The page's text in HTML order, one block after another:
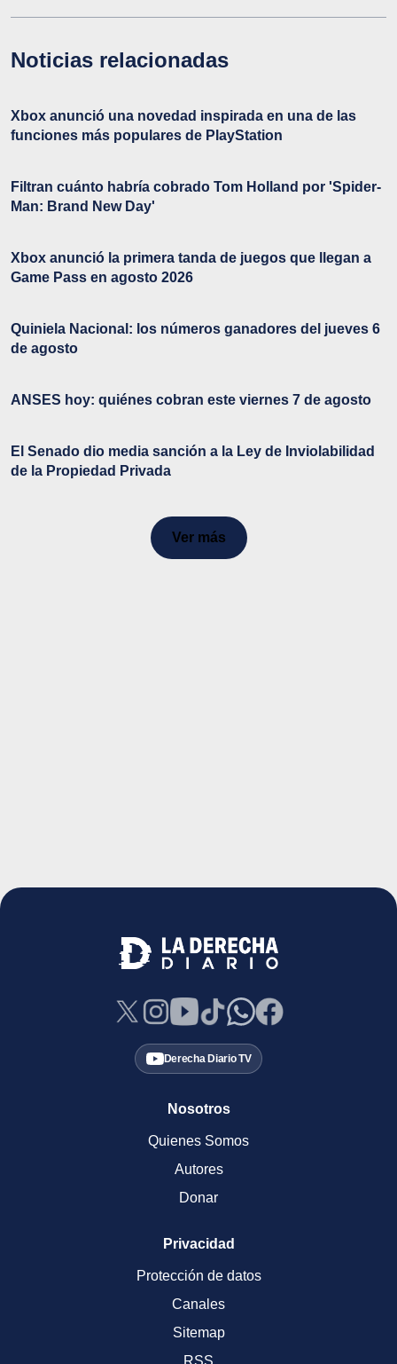
Noticias relacionadas
Xbox anunció una novedad inspirada en una de las
funciones más populares de PlayStation
Filtran cuánto habría cobrado Tom Holland por 'Spider-
Man: Brand New Day'
Xbox anunció la primera tanda de juegos que llegan a
Game Pass en agosto 2026
Quiniela Nacional: los números ganadores del jueves 6
de agosto
ANSES hoy: quiénes cobran este viernes 7 de agosto
El Senado dio media sanción a la Ley de Inviolabilidad
de la Propiedad Privada
Ver más
Derecha Diario TV
Nosotros
Quienes Somos
Autores
Donar
Privacidad
Protección de datos
Canales
Sitemap
RSS